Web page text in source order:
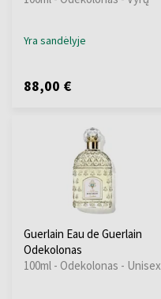
Yra sandėlyje
88,00 €
Guerlain Eau de Guerlain
Odekolonas
100ml - Odekolonas - Unisex